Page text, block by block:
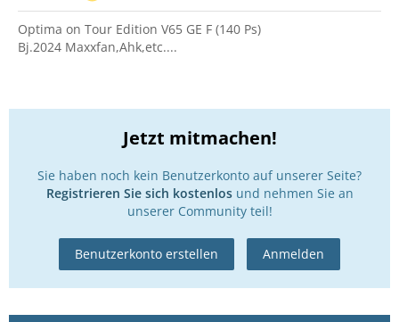
Optima on Tour Edition V65 GE F (140 Ps)
Bj.2024 Maxxfan,Ahk,etc....
Jetzt mitmachen!
Sie haben noch kein Benutzerkonto auf unserer Seite?
Registrieren Sie sich kostenlosund nehmen Sie an
unserer Community teil!
Benutzerkonto erstellen Anmelden